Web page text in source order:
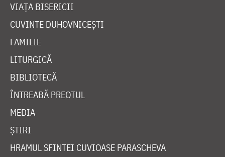
VIAȚA BISERICII
CUVINTE DUHOVNICEȘTI
FAMILIE
LITURGICĂ
BIBLIOTECĂ
ÎNTREABĂ PREOTUL
MEDIA
ȘTIRI
HRAMUL SFINTEI CUVIOASE PARASCHEVA